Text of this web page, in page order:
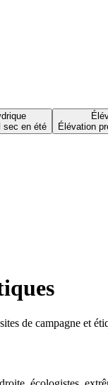
sec en été
Élévation
de campagne et